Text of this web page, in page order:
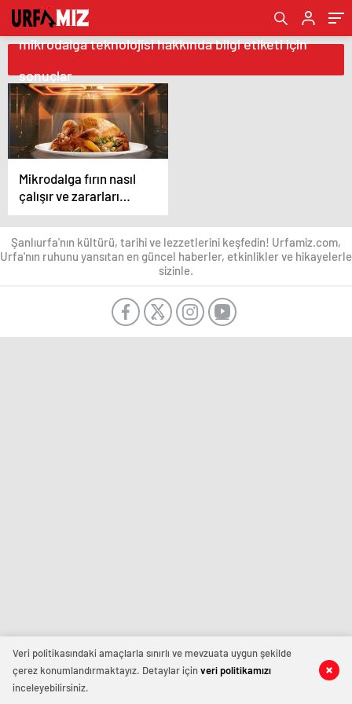
mikrodalga teknolojisi hakkında bilgi etiketi için
sonuçlar
Mikrodalga fırın nasıl
çalışır ve zararları
nelerdir?
Şanlıurfa'nın kültürü, tarihi ve lezzetlerini keşfedin! Urfamiz.com,
Urfa'nın ruhunu yansıtan en güncel haberler, etkinlikler ve hikayelerle
sizinle.
Veri politikasındaki amaçlarla sınırlı ve mevzuata uygun şekilde
çerez konumlandırmaktayız. Detaylar içinveri politikamızı
inceleyebilirsiniz.